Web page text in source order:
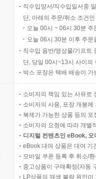
직수입양서/직수입일서중
단, 아래의 주문/취소 조건
오늘 00시 ~ 06시 30분
오늘 06시 30분 이후 주
직수입 음반/영상물/기프트
단, 당일 00시~13시 사이의
박스 포장은 택배 배송이
소비자의 책임 있는 사유로
소비자의 사용, 포장 개봉
복제가 가능한 상품 등의
소비자의 요청에 따라 개별
디지털 컨텐츠인 eBook,
eBook 대여 상품은 대여 기
모바일 쿠폰 등록 후 취소/
중고상품이 구매확정(자동
LP상품의 재생 불량 원인